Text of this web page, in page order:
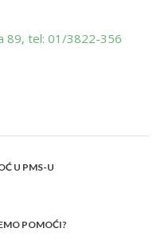
89, tel: 01/3822-356
U PMS-U
POMOĆI?